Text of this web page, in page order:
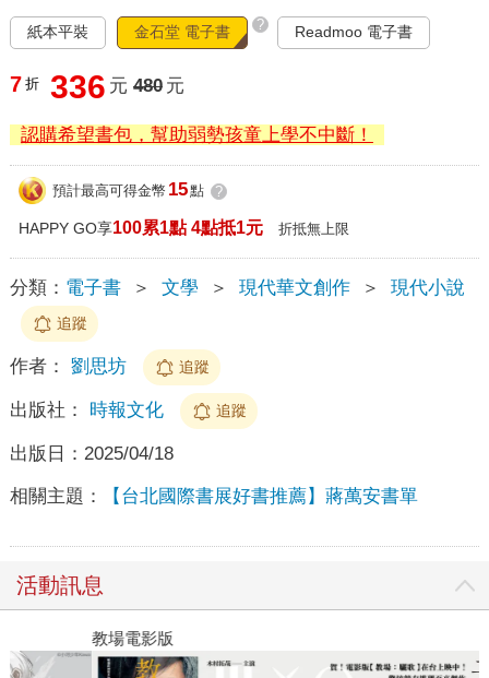
紙本平裝 金石堂 電子書 ? Readmoo 電子書
7 折 336 元 480 元
認購希望書包，幫助弱勢孩童上學不中斷！
預計最高可得金幣 15點 ?
HAPPY GO享100累1點 4點抵1元 折抵無上限
分類： 電子書 ＞ 文學 ＞ 現代華文創作 ＞ 現代小說
追蹤
作者： 劉思坊 追蹤
出版社： 時報文化 追蹤
出版日： 2025/04/18
相關主題： 【台北國際書展好書推薦】蔣萬安書單
活動訊息
教場電影版